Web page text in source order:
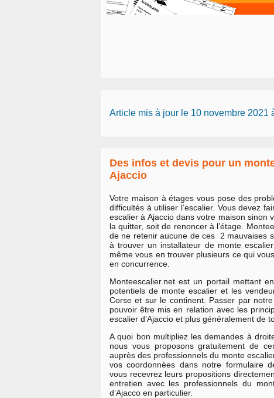
Article mis à jour le 10 novembre 2021
Des infos et devis pour un
Ajaccio
Votre maison à étages vous pose des
difficultés à utiliser l’escalier. Vous devez
escalier à Ajaccio dans votre maison sinon
la quitter, soit de renoncer à l’étage.
de ne retenir aucune de ces 2 mauvaises
à trouver un installateur de monte
même vous en trouver plusieurs ce qui
en concurrence.
Monteescalier.net est un portail mettant
potentiels de monte escalier et les
Corse et sur le continent. Passer par
pouvoir être mis en relation avec les
escalier d’Ajaccio et plus généralement de
A quoi bon multipliez les demandes à
nous vous proposons gratuitement de
auprès des professionnels du monte
vos coordonnées dans notre formulaire
vous recevrez leurs propositions
entretien avec les professionnels du
d’Ajacco en particulier.